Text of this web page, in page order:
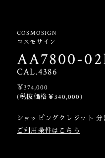
COSMOSIGN
コスモサイン
AA7800-
CAL.4386
￥374,000
(税抜価格￥340,000)
ショッピングクレジット
ご利用条件はこちら